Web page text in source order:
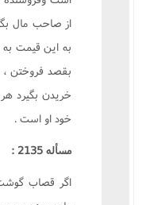
از صاحب مال
به اين قيمت به
بقصد فروختن
خريدن بگيرد
خود او است .
مسأله 2135 :
اگر قصاب